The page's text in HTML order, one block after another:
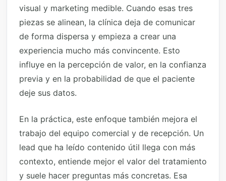
visual y marketing medible. Cuando esas tres
piezas se alinean, la clínica deja de comunicar
de forma dispersa y empieza a crear una
experiencia mucho más convincente. Esto
influye en la percepción de valor, en la confianza
previa y en la probabilidad de que el paciente
deje sus datos.
En la práctica, este enfoque también mejora el
trabajo del equipo comercial y de recepción. Un
lead que ha leído contenido útil llega con más
contexto, entiende mejor el valor del tratamiento
y suele hacer preguntas más concretas. Esa